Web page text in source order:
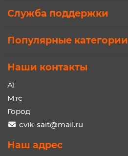
Служба поддержки
Популярные категории
Наши контакты
A1
Мтс
Город
cvik-sait@mail.ru
Наш адрес